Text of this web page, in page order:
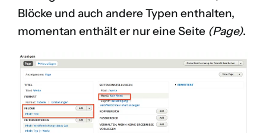
Blöcke und auch andere Typen enthalten,
momentan enthält er nur eine Seite (Page).